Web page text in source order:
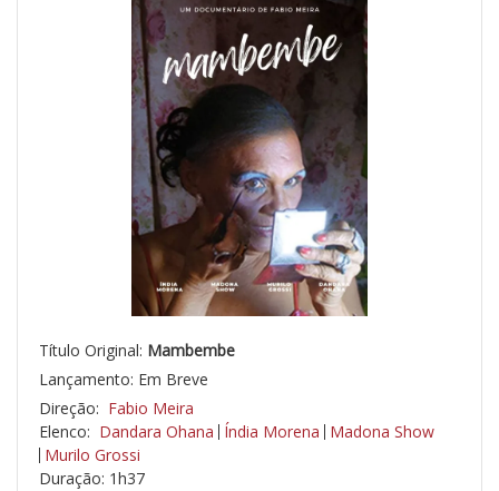
Título Original: Mambembe
Lançamento: Em Breve
Direção: Fabio Meira
Elenco: Dandara Ohana Índia Morena Madona Show
Murilo Grossi
Duração: 1h37